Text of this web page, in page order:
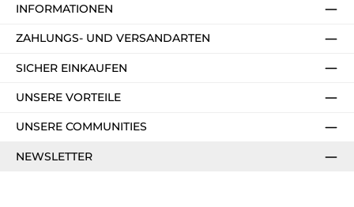
INFORMATIONEN
ZAHLUNGS- UND VERSANDARTEN
SICHER EINKAUFEN
UNSERE VORTEILE
UNSERE COMMUNITIES
NEWSLETTER